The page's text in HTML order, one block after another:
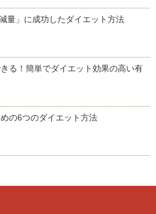
量」に成功したダイエット方法
る！簡単でダイエット効果の高い有
の6つのダイエット方法